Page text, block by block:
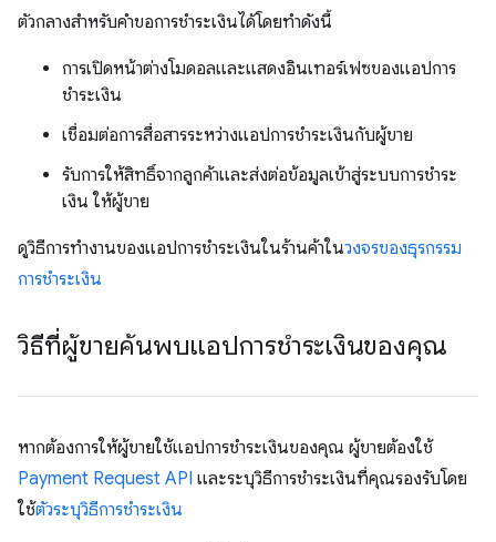
ตัวกลางสำหรับคำขอการชำระเงินได้โดยทำดังนี้
การเปิดหน้าต่างโมดอลและแสดงอินเทอร์เฟซของแอปการ
ชำระเงิน
เชื่อมต่อการสื่อสารระหว่างแอปการชำระเงินกับผู้ขาย
รับการให้สิทธิ์จากลูกค้าและส่งต่อข้อมูลเข้าสู่ระบบการชำระ
เงิน ให้ผู้ขาย
ดูวิธีการทำงานของแอปการชำระเงินในร้านค้าในวงจรของธุรกรรม
การชำระเงิน
วิธีที่ผู้ขายค้นพบแอปการชำระเงินของคุณ
หากต้องการให้ผู้ขายใช้แอปการชำระเงินของคุณ ผู้ขายต้องใช้
Payment Request API และระบุวิธีการชำระเงินที่คุณรองรับโดย
ใช้ตัวระบุวิธีการชำระเงิน